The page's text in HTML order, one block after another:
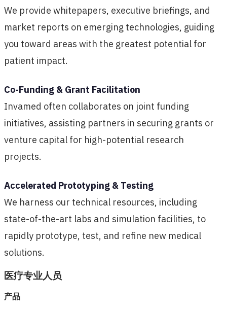
We provide whitepapers, executive briefings, and
market reports on emerging technologies, guiding
you toward areas with the greatest potential for
patient impact.
Co-Funding & Grant Facilitation
Invamed often collaborates on joint funding
initiatives, assisting partners in securing grants or
venture capital for high-potential research
projects.
Accelerated Prototyping & Testing
We harness our technical resources, including
state-of-the-art labs and simulation facilities, to
rapidly prototype, test, and refine new medical
solutions.
医疗专业人员
产品